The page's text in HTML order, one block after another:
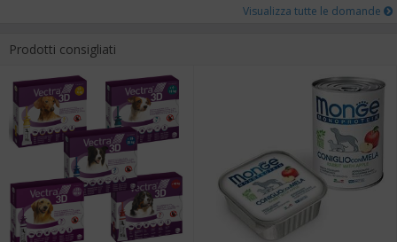
Visualizza tutte le domande
Prodotti consigliati